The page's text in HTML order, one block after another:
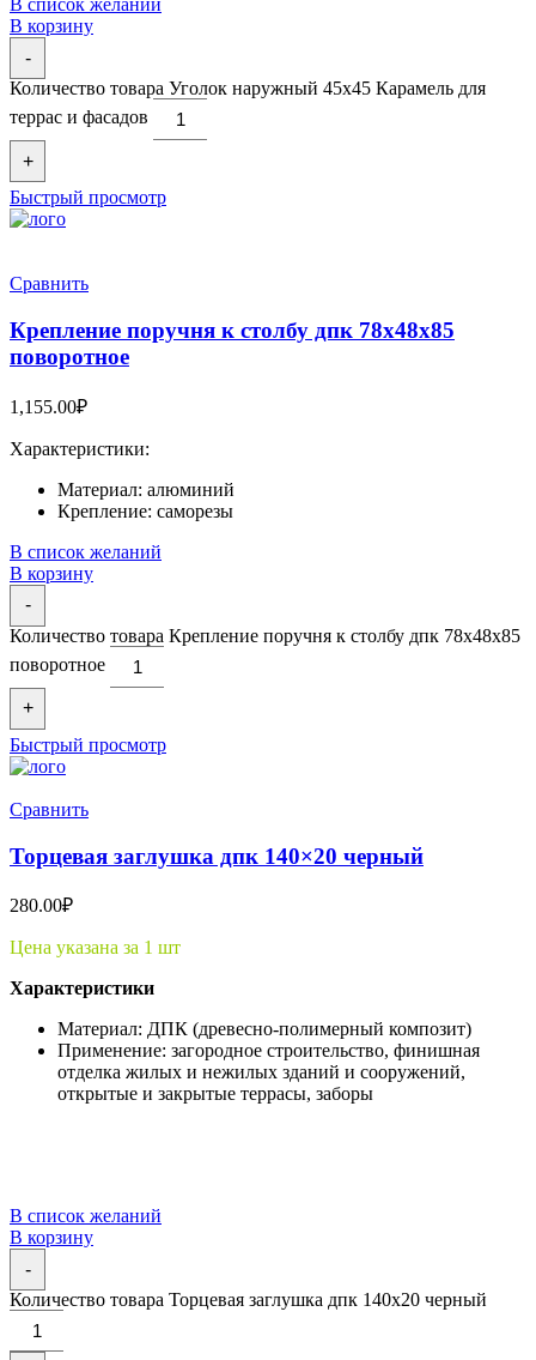
В список желаний
В корзину
-
Количество товара Уголок наружный 45х45 Карамель для
террас и фасадов
+
Быстрый просмотр
Сравнить
Крепление поручня к столбу дпк 78x48x85
поворотное
1,155.00₽
Характеристики:
Материал: алюминий
Крепление: саморезы
В список желаний
В корзину
-
Количество товара Крепление поручня к столбу дпк 78x48x85
поворотное
+
Быстрый просмотр
Сравнить
Торцевая заглушка дпк 140×20 черный
280.00₽
Цена указана за 1 шт
Характеристики
Материал: ДПК (древесно-полимерный композит)
Применение: загородное строительство, финишная
отделка жилых и нежилых зданий и сооружений,
открытые и закрытые террасы, заборы
В список желаний
В корзину
-
Количество товара Торцевая заглушка дпк 140x20 черный